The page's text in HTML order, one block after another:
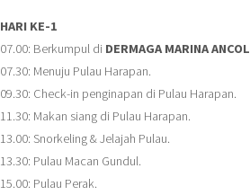
HARI KE-1
07.00: Berkumpul di DERMAGA MARINA ANCOL
07.30: Menuju Pulau Harapan.
09.30: Check-in penginapan di Pulau Harapan.
11.30: Makan siang di Pulau Harapan.
13.00: Snorkeling & Jelajah Pulau.
13.30: Pulau Macan Gundul.
15.00: Pulau Perak.